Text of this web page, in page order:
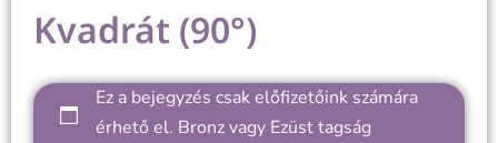
Kvadrát (90°)
Ez a bejegyzés csak előfizetőink számára
érhető el. Bronz vagy Ezüst tagság